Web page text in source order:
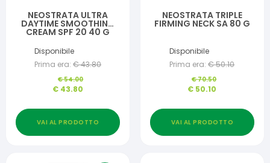
NEOSTRATA ULTRA
DAYTIME SMOOTHING
CREAM SPF 20 40 G
Disponibile
Prima era: €43.80
€54.00
€ 43.80
VAI AL PRODOTTO
NEOSTRATA TRIPLE
FIRMING NECK SA 80 G
Disponibile
Prima era: €50.10
€70.50
€ 50.10
VAI AL PRODOTTO